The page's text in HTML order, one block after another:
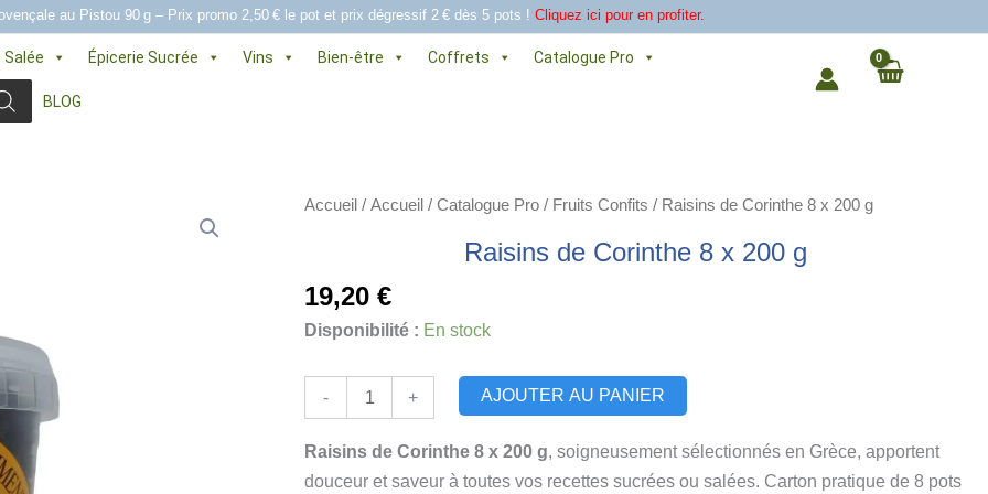
au Pistou 90 g – Prix promo 2,50 € le pot et prix dégressif 2 € dès 5 pots ! Cliquez ici pour en profiter.
Salée Épicerie Sucrée Vins Bien-être Coffrets
Catalogue Pro
BLOG
Accueil /Accueil /Catalogue Pro / Fruits Confits / Raisins de Corinthe 8 x 200 g
Raisins de Corinthe 8 x 200 g
19,20€
Disponibilité : En stock
-
quantité
de
Raisins
de
+ AJOUTER AU PANIER
Raisins de Corinthe 8 x 200 g, soigneusement sélectionnés en Grèce, apportent
douceur et saveur à toutes vos recettes sucrées ou salées. Carton pratique de 8 pots